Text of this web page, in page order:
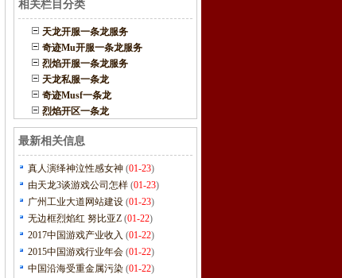
相关栏目分类
天龙开服一条龙服务
奇迹Mu开服一条龙服务
烈焰开服一条龙服务
天龙私服一条龙
奇迹Musf一条龙
烈焰开区一条龙
最新相关信息
真人演绎神泣性感女神 (01-23)
由天龙3谈游戏公司怎样 (01-23)
广州工业大道网站建设 (01-23)
无边框烈焰红 努比亚Z (01-22)
2017中国游戏产业收入 (01-22)
2015中国游戏行业年会 (01-22)
中国沿海受重金属污染 (01-22)